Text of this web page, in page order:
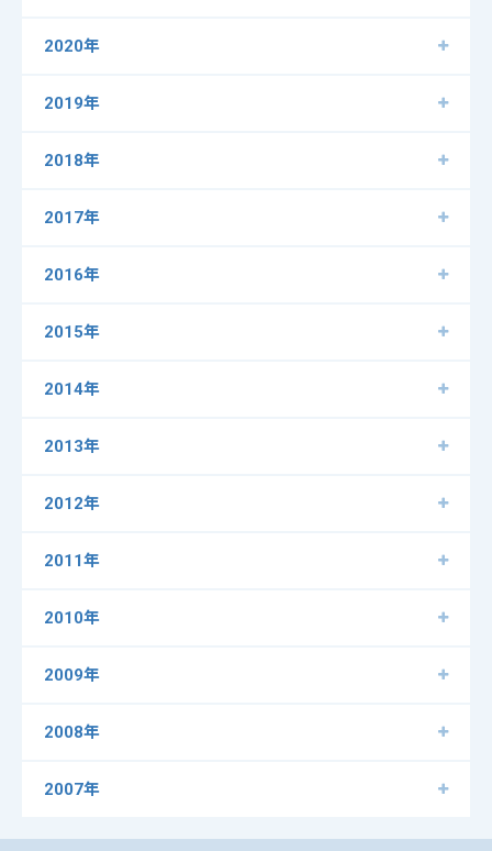
2020年
2019年
2018年
2017年
2016年
2015年
2014年
2013年
2012年
2011年
2010年
2009年
2008年
2007年